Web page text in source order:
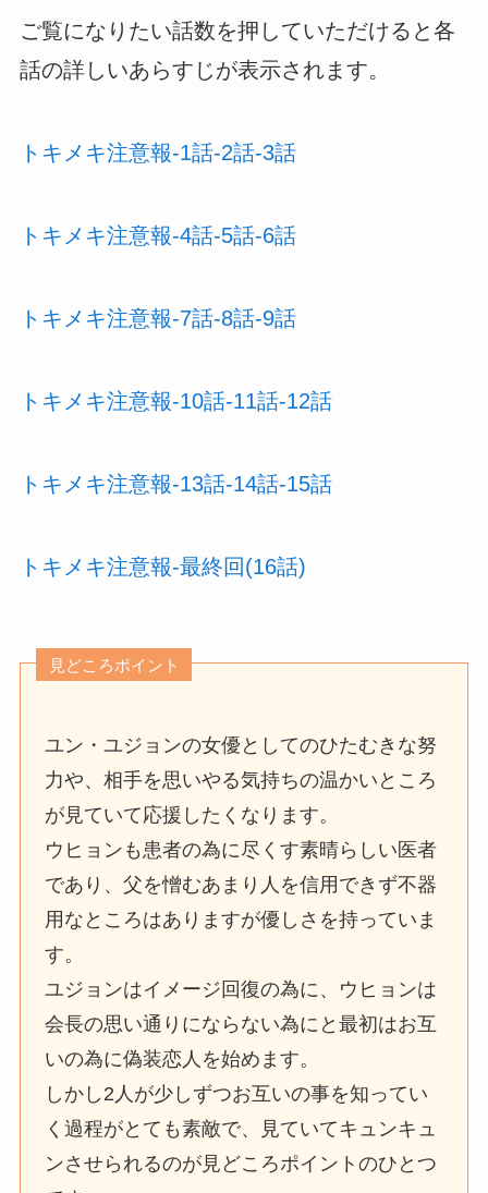
ご覧になりたい話数を押していただけると各
話の詳しいあらすじが表示されます。
トキメキ注意報-1話-2話-3話
トキメキ注意報-4話-5話-6話
トキメキ注意報-7話-8話-9話
トキメキ注意報-10話-11話-12話
トキメキ注意報-13話-14話-15話
トキメキ注意報-最終回(16話)
見どころポイント
ユン・ユジョンの女優としてのひたむきな努
力や、相手を思いやる気持ちの温かいところ
が見ていて応援したくなります。
ウヒョンも患者の為に尽くす素晴らしい医者
であり、父を憎むあまり人を信用できず不器
用なところはありますが優しさを持っていま
す。
ユジョンはイメージ回復の為に、ウヒョンは
会長の思い通りにならない為にと最初はお互
いの為に偽装恋人を始めます。
しかし2人が少しずつお互いの事を知ってい
く過程がとても素敵で、見ていてキュンキュ
ンさせられるのが見どころポイントのひとつ